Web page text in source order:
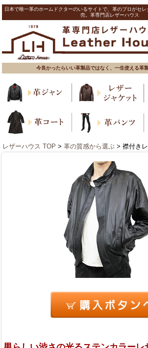
日本で唯一革のホームドクターのいるサイトで、革のプロがセ
売。革専門店レザーハウス
今良かったらいい革製品ではなく、一生使える革
レザーハウス TOP > 革の質感から選ぶ > 襟付き